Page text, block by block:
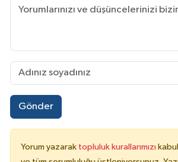
Gönder
Yorum yazarak topluluk kurallarımızı